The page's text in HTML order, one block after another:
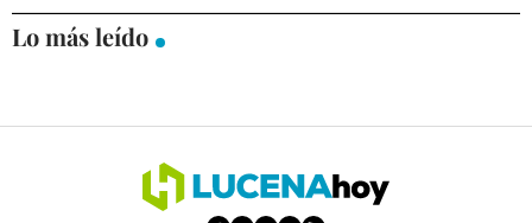
DESARROLLO LOCAL
OCIO
Lo más leído